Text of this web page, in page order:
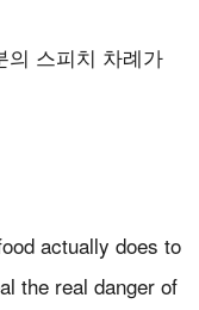
의 스피치 차례가
actually does to
the real danger of